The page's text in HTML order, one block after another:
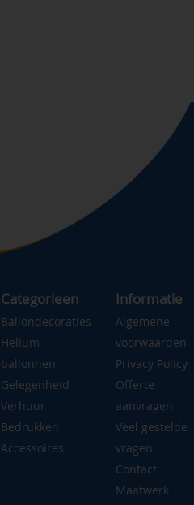
Categorieen
Ballondecoraties
Helium
ballonnen
Gelegenheid
Verhuur
Bedrukken
Accessoires
Informatie
Algemene
voorwaarden
Privacy Policy
Offerte
aanvragen
Veel gestelde
vragen
Contact
Maatwerk